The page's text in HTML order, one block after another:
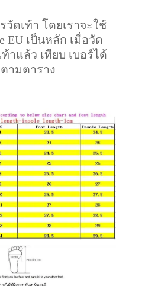
วัดเท้า โดยเราจะใช้
EU เป็นหลัก เมื่อวัด
าแล้ว เทียบ เบอร์ได้
ตามตาราง